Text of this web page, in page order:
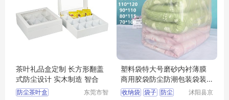
茶叶礼品盒定制 长方形翻盖
式防尘设计 实木制造 智合
防尘茶叶盒
东莞市智
塑料袋特大号磨砂内衬薄膜
商用胶袋防尘防潮包装袋装
被子的收纳袋
收纳袋 袋子 防尘
沭阳县京